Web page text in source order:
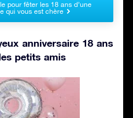
pour fêter les 18 ans d’une
qui vous est chère
anniversaire 18 ans
petits amis